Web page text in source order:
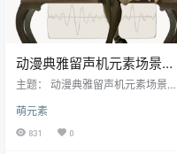
动漫典雅留声机元素场景壁
纸图包原画插画CG图片素材
主题： 动漫典雅留声机元素场景日
画资料 格式：JPG/PNG 数量：217
张/389M 画质：各大图站原上传者
萌元素
831 0